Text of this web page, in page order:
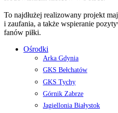
To najdłużej realizowany projekt
i zaufania, a także wspieranie
fanów piłki.
Ośrodki
Arka Gdynia
GKS Bełchatów
GKS Tychy
Górnik Zabrze
Jagiellonia Białystok